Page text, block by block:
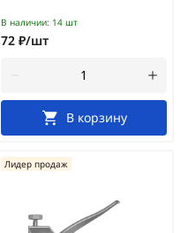
В наличии: 14 шт
72 ₽/шт
В корзину
Лидер продаж